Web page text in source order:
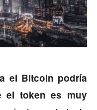
el Bitcoin podría
el token es muy